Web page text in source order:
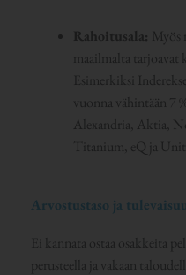
Rahoitusala: Myös
maailmalta
Esimerkiksi
vuonna vähintään 7
Alexandria, Aktia,
Titanium, eQ ja
Arvostustaso ja
Ei kannata ostaa osakkeita
perusteella ja vakaan